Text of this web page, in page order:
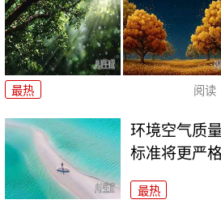
最热 阅读
环境空气质
标准将更严
最热